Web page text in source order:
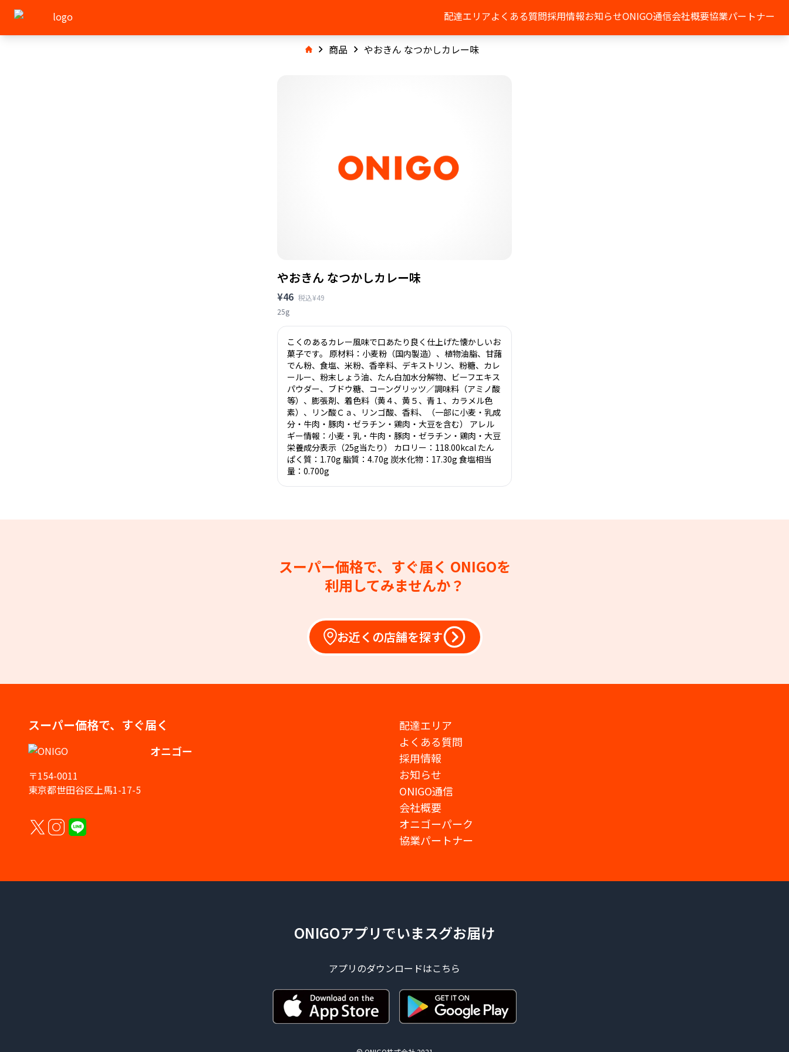
配達エリアよくある質問採用情報お知らせONIGO通信会社概要協業パートナー
商品 やおきん なつかしカレー味
やおきん なつかしカレー味
¥46 税込¥49
25g
こくのあるカレー風味で口あたり良く仕上げた懐かしいお
菓子です。 原材料：小麦粉（国内製造）、植物油脂、甘藷
でん粉、食塩、米粉、香辛料、デキストリン、粉糖、カレ
ールー、粉末しょう油、たん白加水分解物、ビーフエキス
パウダー、ブドウ糖、コーングリッツ／調味料（アミノ酸
等）、膨張剤、着色料（黄４、黄５、青１、カラメル色
素）、リン酸Ｃａ、リンゴ酸、香料、（一部に小麦・乳成
分・牛肉・豚肉・ゼラチン・鶏肉・大豆を含む） アレル
ギー情報：小麦・乳・牛肉・豚肉・ゼラチン・鶏肉・大豆
栄養成分表示（25g当たり） カロリー：118.00kcal たん
ぱく質：1.70g 脂質：4.70g 炭水化物：17.30g 食塩相当
量：0.700g
スーパー価格で、すぐ届く ONIGOを
利用してみませんか？
お近くの店舗を探す
スーパー価格で、すぐ届く
オニゴー
〒154-0011
東京都世田谷区上馬1-17-5
配達エリア
よくある質問
採用情報
お知らせ
ONIGO通信
会社概要
オニゴーパーク
協業パートナー
ONIGOアプリでいまスグお届け
アプリのダウンロードはこちら